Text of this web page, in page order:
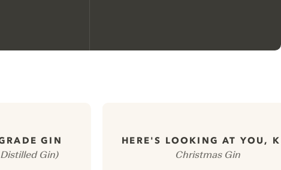
GIN
Gin)
HERE'S LOOKING AT YOU,
Christmas Gin
onze website te verbeteren.
Meer info in verband met ons cookiebeleid